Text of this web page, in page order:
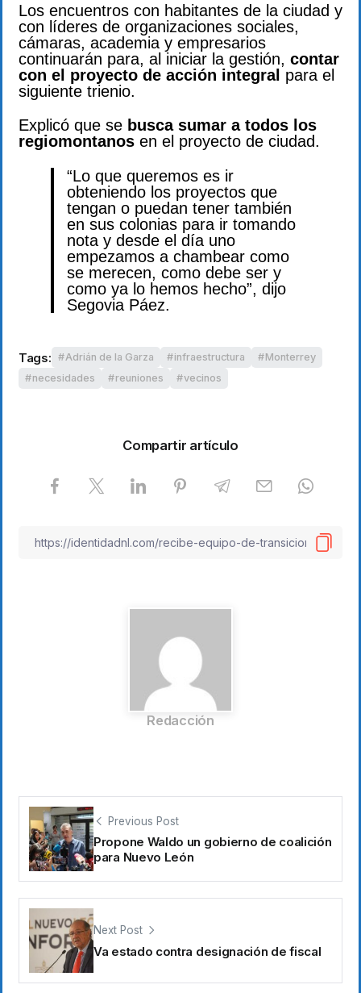
Los encuentros con habitantes de la ciudad y
con líderes de organizaciones sociales,
cámaras, academia y empresarios
continuarán para, al iniciar la gestión, contar
con el proyecto de acción integral para el
siguiente trienio.
Explicó que se busca sumar a todos los
regiomontanos en el proyecto de ciudad.
“Lo que queremos es ir
obteniendo los proyectos que
tengan o puedan tener también
en sus colonias para ir tomando
nota y desde el día uno
empezamos a chambear como
se merecen, como debe ser y
como ya lo hemos hecho”, dijo
Segovia Páez.
Tags: Adrián de la Garza infraestructura
Monterrey
necesidades
reuniones vecinos
Compartir artículo
Redacción
Previous Post
Propone Waldo un gobierno de coalición
para Nuevo León
Next Post
Va estado contra designación de fiscal